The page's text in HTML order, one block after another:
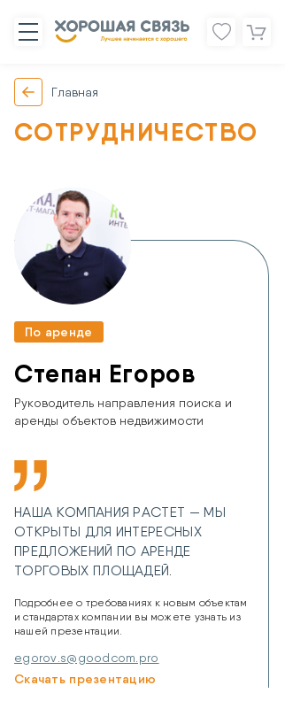
Главная
СОТРУДНИЧЕСТВО
По аренде
Степан Егоров
Руководитель направления поиска и
аренды объектов недвижимости
НАША КОМПАНИЯ РАСТЕТ — МЫ
ОТКРЫТЫ ДЛЯ ИНТЕРЕСНЫХ
ПРЕДЛОЖЕНИЙ ПО АРЕНДЕ
ТОРГОВЫХ ПЛОЩАДЕЙ.
Подробнее о требованиях к новым объектам
и стандартах компании вы можете узнать из
нашей презентации.
egorov.s@goodcom.pro
Скачать презентацию